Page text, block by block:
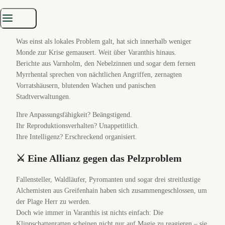
Was einst als lokales Problem galt, hat sich innerhalb weniger
Monde zur Krise gemausert. Weit über Varanthis hinaus.
Berichte aus Varnholm, den Nebelzinnen und sogar dem fernen
Myrrhental sprechen von nächtlichen Angriffen, zernagten
Vorratshäusern, blutenden Wachen und panischen
Stadtverwaltungen.
Ihre Anpassungsfähigkeit? Beängstigend.
Ihr Reproduktionsverhalten? Unappetitlich.
Ihre Intelligenz? Erschreckend organisiert.
⚔️ Eine Allianz gegen das Pelzproblem
Fallensteller, Waldläufer, Pyromanten und sogar drei streitlustige
Alchemisten aus Greifenhain haben sich zusammengeschlossen, um
der Plage Herr zu werden.
Doch wie immer in Varanthis ist nichts einfach: Die